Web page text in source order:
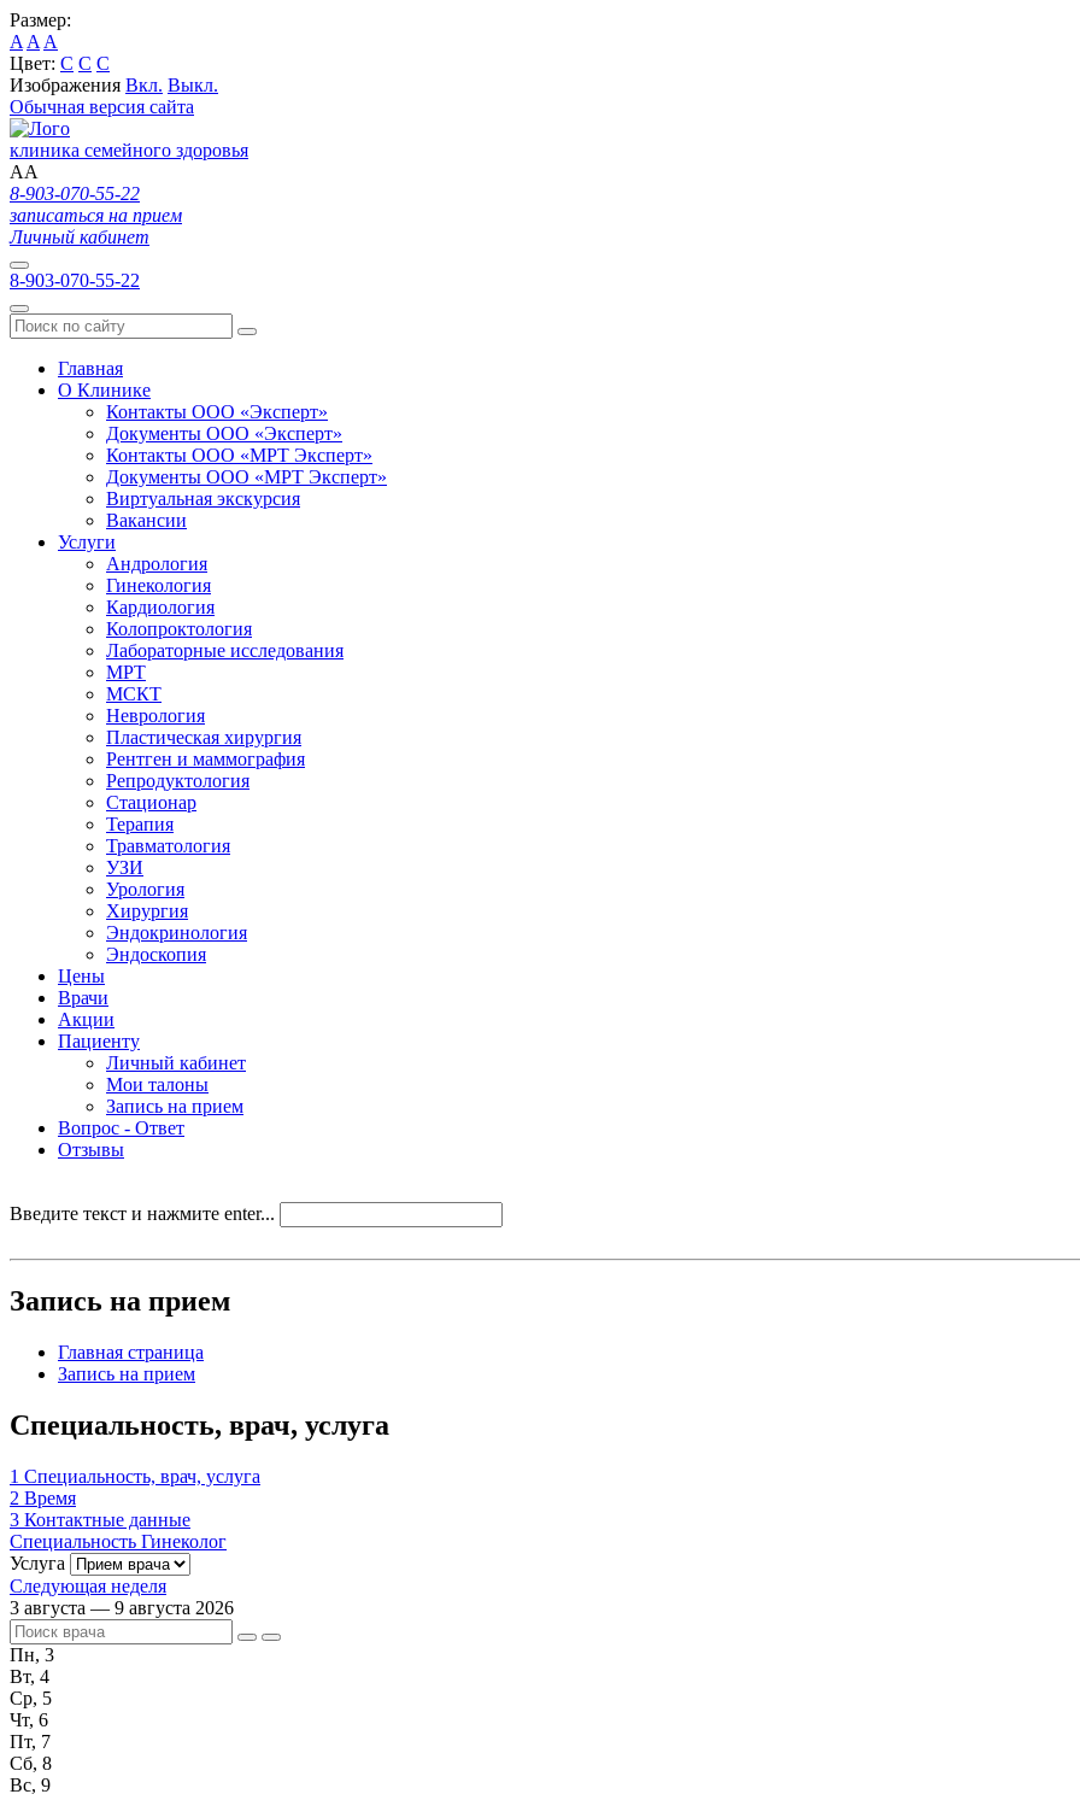
Размер:
A A A
Цвет: C C C
Изображения Вкл. Выкл.
Обычная версия сайта
клиника семейного здоровья
AA
8-903-070-55-22
записаться на прием
Личный кабинет
8-903-070-55-22
Главная
О Клинике
Контакты ООО «Эксперт»
Документы ООО «Эксперт»
Контакты ООО «МРТ Эксперт»
Документы ООО «МРТ Эксперт»
Виртуальная экскурсия
Вакансии
Услуги
Андрология
Гинекология
Кардиология
Колопроктология
Лабораторные исследования
МРТ
МСКТ
Неврология
Пластическая хирургия
Рентген и маммография
Репродуктология
Стационар
Терапия
Травматология
УЗИ
Урология
Хирургия
Эндокринология
Эндоскопия
Цены
Врачи
Акции
Пациенту
Личный кабинет
Мои талоны
Запись на прием
Вопрос - Ответ
Отзывы
Введите текст и нажмите enter...
Запись на прием
Главная страница
Запись на прием
Специальность, врач, услуга
1 Специальность, врач, услуга
2 Время
3 Контактные данные
Специальность Гинеколог
Услуга
Следующая неделя
3 августа — 9 августа 2026
Пн, 3
Вт, 4
Ср, 5
Чт, 6
Пт, 7
Сб, 8
Вс, 9